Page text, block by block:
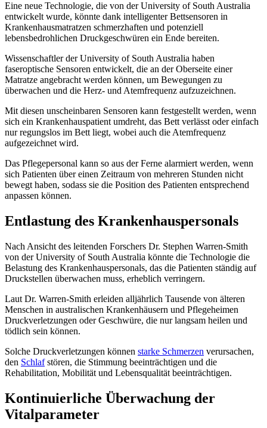
Eine neue Technologie, die von der University of South Australia
entwickelt wurde, könnte dank intelligenter Bettsensoren in
Krankenhausmatratzen schmerzhaften und potenziell
lebensbedrohlichen Druckgeschwüren ein Ende bereiten.
Wissenschaftler der University of South Australia haben
faseroptische Sensoren entwickelt, die an der Oberseite einer
Matratze angebracht werden können, um Bewegungen zu
überwachen und die Herz- und Atemfrequenz aufzuzeichnen.
Mit diesen unscheinbaren Sensoren kann festgestellt werden, wenn
sich ein Krankenhauspatient umdreht, das Bett verlässt oder einfach
nur regungslos im Bett liegt, wobei auch die Atemfrequenz
aufgezeichnet wird.
Das Pflegepersonal kann so aus der Ferne alarmiert werden, wenn
sich Patienten über einen Zeitraum von mehreren Stunden nicht
bewegt haben, sodass sie die Position des Patienten entsprechend
anpassen können.
Entlastung des Krankenhauspersonals
Nach Ansicht des leitenden Forschers Dr. Stephen Warren-Smith
von der University of South Australia könnte die Technologie die
Belastung des Krankenhauspersonals, das die Patienten ständig auf
Druckstellen überwachen muss, erheblich verringern.
Laut Dr. Warren-Smith erleiden alljährlich Tausende von älteren
Menschen in australischen Krankenhäusern und Pflegeheimen
Druckverletzungen oder Geschwüre, die nur langsam heilen und
tödlich sein können.
Solche Druckverletzungen können starke Schmerzen verursachen,
den Schlafstören, die Stimmung beeinträchtigen und die
Rehabilitation, Mobilität und Lebensqualität beeinträchtigen.
Kontinuierliche Überwachung der
Vitalparameter